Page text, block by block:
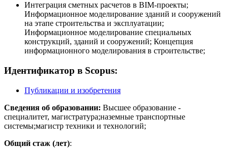
Интеграция сметных расчетов в BIM-проекты;
Информационное моделирование зданий и сооружений
на этапе строительства и эксплуатации;
Информационное моделирование специальных
конструкций, зданий и сооружений; Концепция
информационного моделирования в строительстве;
Идентификатор в Scopus:
Публикации и изобретения
Сведения об образовании: Высшее образование -
специалитет, магистратура;наземные транспортные
системы;магистр техники и технологий;
Общий стаж (лет):